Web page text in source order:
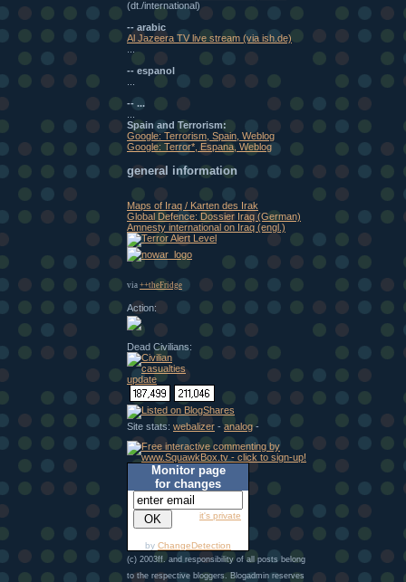
(dt./international)
-- arabic
Al Jazeera TV live stream (via ish.de)
-- espanol
-- ...
Spain and Terrorism:
Google: Terrorism, Spain, Weblog
Google: Terror*, Espana, Weblog
general information
Maps of Iraq / Karten des Irak
Global Defence: Dossier Iraq (German)
Amnesty international on Iraq (engl.)
via ++theFridge
Action:
Dead Civilians:
Site stats: webalizer - analog -
Monitor page
for changes
it's private
by ChangeDetection
(c) 2003ff. and responsibility of all posts belong
to the respective bloggers. Blogadmin reserves